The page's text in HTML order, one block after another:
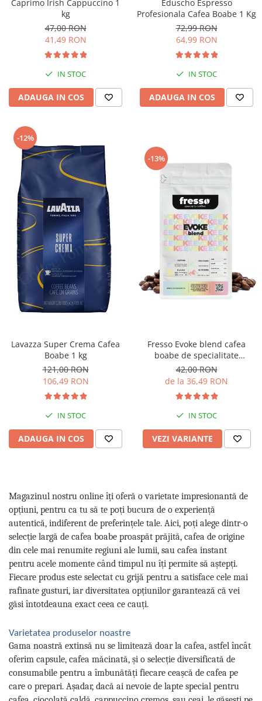
Caprimo Irish Cappuccino 1
kg
47,00 RON
41,49 RON
IN STOC
ADAUGA IN COS
Eduscho Espresso
Profesionala Cafea Boabe 1 Kg
72,99 RON
64,99 RON
IN STOC
ADAUGA IN COS
-12%
Lavazza Super Crema Cafea
Boabe 1 kg
121,00 RON
106,49 RON
IN STOC
ADAUGA IN COS
-13%
Fresso Evoke blend cafea
boabe de specialitate
proaspăt prăjită
42,00 RON
de la 36,49 RON
IN STOC
VEZI VARIANTE
Magazinul nostru online îți oferă o varietate impresionantă de
opțiuni, pentru ca tu să te poți bucura de o experiență
autentică, indiferent de preferințele tale. Aici, poți alege dintr-o
selecție largă de cafea boabe proaspăt prăjită, cafea de origine
din cele mai renumite regiuni ale lumii, sau cafea instant
pentru acele momente când timpul nu îți permite să aștepți.
Fiecare produs este selectat cu grijă pentru a satisface cele mai
rafinate gusturi, iar diversitatea opțiunilor garantează că vei
găsi întotdeauna exact ceea ce cauți.
Varietatea produselor noastre
Gama noastră extinsă nu se limitează doar la cafea, astfel încât
oferim capsule, cafea măcinată, și o selecție diversificată de
consumabile pentru a îmbunătăți fiecare ceașcă de cafea pe
care o prepari. Așadar, dacă ai nevoie de lapte special pentru